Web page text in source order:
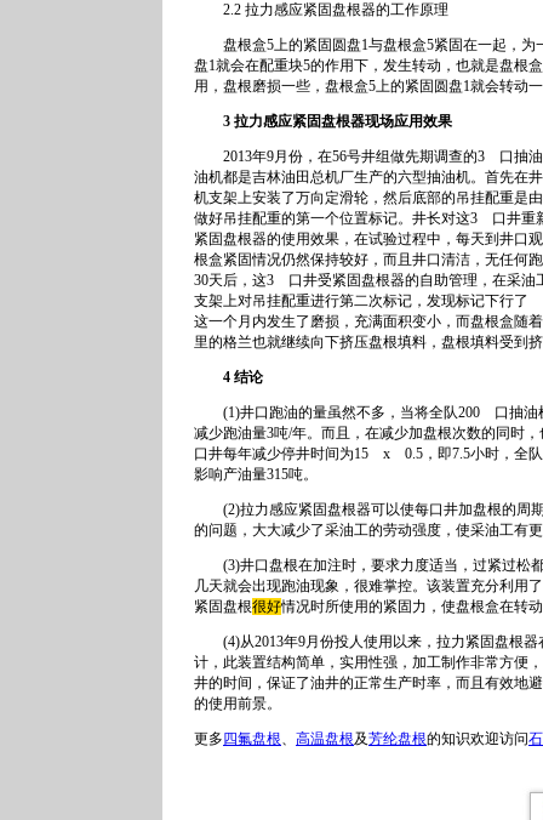
2.2 拉力感应紧固盘根器的工作原理
盘根盒5上的紧固圆盘1与盘根盒5紧固在一起，为
盘1就会在配重块5的作用下，发生转动，也就是盘根
用，盘根磨损一些，盘根盒5上的紧固圆盘1就会转动
3 拉力感应紧固盘根器现场应用效果
2013年9月份，在56号井组做先期调查的3 口抽油
油机都是吉林油田总机厂生产的六型抽油机。首先在
机支架上安装了万向定滑轮，然后底部的吊挂配重是
做好吊挂配重的第一个位置标记。井长对这3 口井重
紧固盘根器的使用效果，在试验过程中，每天到井口
根盒紧固情况仍然保持较好，而且井口清洁，无任何
30天后，这3 口井受紧固盘根器的自助管理，在采油
支架上对吊挂配重进行第二次标记，发现标记下行了
这一个月内发生了磨损，充满面积变小，而盘根盒随
里的格兰也就继续向下挤压盘根填料，盘根填料受到
4 结论
(1)井口跑油的量虽然不多，当将全队200 口抽油
减少跑油量3吨/年。而且，在减少加盘根次数的同时
口井每年减少停井时间为15 x 0.5，即7.5小时，全
影响产油量315吨。
(2)拉力感应紧固盘根器可以使每口井加盘根的周
的问题，大大减少了采油工的劳动强度，使采油工有
(3)井口盘根在加注时，要求力度适当，过紧过松
几天就会出现跑油现象，很难掌控。该装置充分利用
紧固盘根很好情况时所使用的紧固力，使盘根盒在转
(4)从2013年9月份投人使用以来，拉力紧固盘根器
计，此装置结构简单，实用性强，加工制作非常方便
井的时间，保证了油井的正常生产时率，而且有效地
的使用前景。
更多 四氟盘根、 高温盘根及芳纶盘根的知识欢迎访问